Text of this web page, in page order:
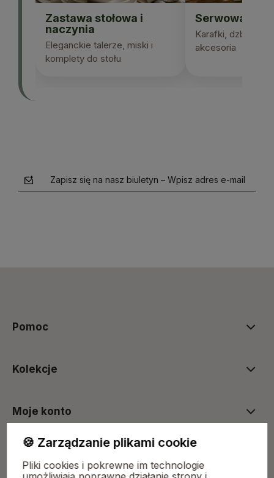
Zastawa stołowa i
naczynia
Eleganckie talerze, miski i
komplety do stołu
Serwowanie
Karafki, dzbanki,
akcesoria
Zapisz się na nasz biuletyn – Wpisz adres e-mail
Pomoc
Kolekcje
Moje konto
Płatności i dostawa
🍪 Zarządzanie plikami cookie
Pliki cookies i pokrewne im technologie